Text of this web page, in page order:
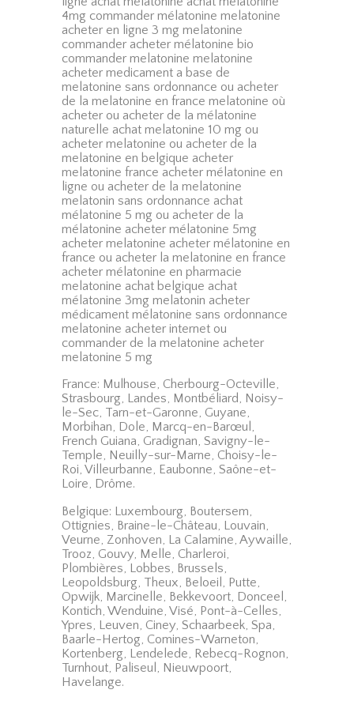
4mg commander mélatonine melatonine
acheter en ligne 3 mg melatonine
commander acheter mélatonine bio
commander melatonine melatonine
acheter medicament a base de
melatonine sans ordonnance ou acheter
de la melatonine en france melatonine où
acheter ou acheter de la mélatonine
naturelle achat melatonine 10 mg ou
acheter melatonine ou acheter de la
melatonine en belgique acheter
melatonine france acheter mélatonine en
ligne ou acheter de la melatonine
melatonin sans ordonnance achat
mélatonine 5 mg ou acheter de la
mélatonine acheter mélatonine 5mg
acheter melatonine acheter mélatonine en
france ou acheter la melatonine en france
acheter mélatonine en pharmacie
melatonine achat belgique achat
mélatonine 3mg melatonin acheter
médicament mélatonine sans ordonnance
melatonine acheter internet ou
commander de la melatonine acheter
melatonine 5 mg
France: Mulhouse, Cherbourg-Octeville,
Strasbourg, Landes, Montbéliard, Noisy-
le-Sec, Tarn-et-Garonne, Guyane,
Morbihan, Dole, Marcq-en-Barœul,
French Guiana, Gradignan, Savigny-le-
Temple, Neuilly-sur-Marne, Choisy-le-
Roi, Villeurbanne, Eaubonne, Saône-et-
Loire, Drôme.
Belgique: Luxembourg, Boutersem,
Ottignies, Braine-le-Château, Louvain,
Veurne, Zonhoven, La Calamine, Aywaille,
Trooz, Gouvy, Melle, Charleroi,
Plombières, Lobbes, Brussels,
Leopoldsburg, Theux, Beloeil, Putte,
Opwijk, Marcinelle, Bekkevoort, Donceel,
Kontich, Wenduine, Visé, Pont-à-Celles,
Ypres, Leuven, Ciney, Schaarbeek, Spa,
Baarle-Hertog, Comines-Warneton,
Kortenberg, Lendelede, Rebecq-Rognon,
Turnhout, Paliseul, Nieuwpoort,
Havelange.